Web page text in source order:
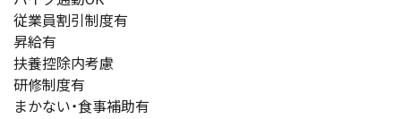
従業員割引制度有
昇給有
扶養控除内考慮
研修制度有
まかない・食事補助有